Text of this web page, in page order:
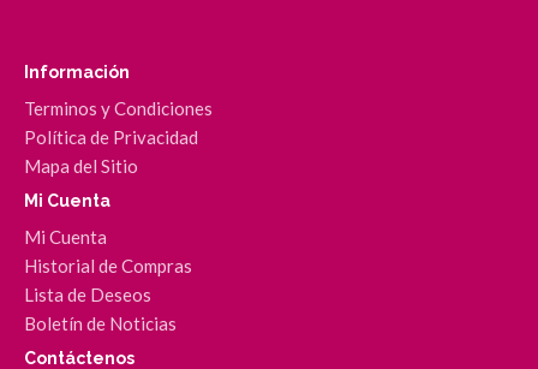
Información
Terminos y Condiciones
Política de Privacidad
Mapa del Sitio
Mi Cuenta
Mi Cuenta
Historial de Compras
Lista de Deseos
Boletín de Noticias
Contáctenos